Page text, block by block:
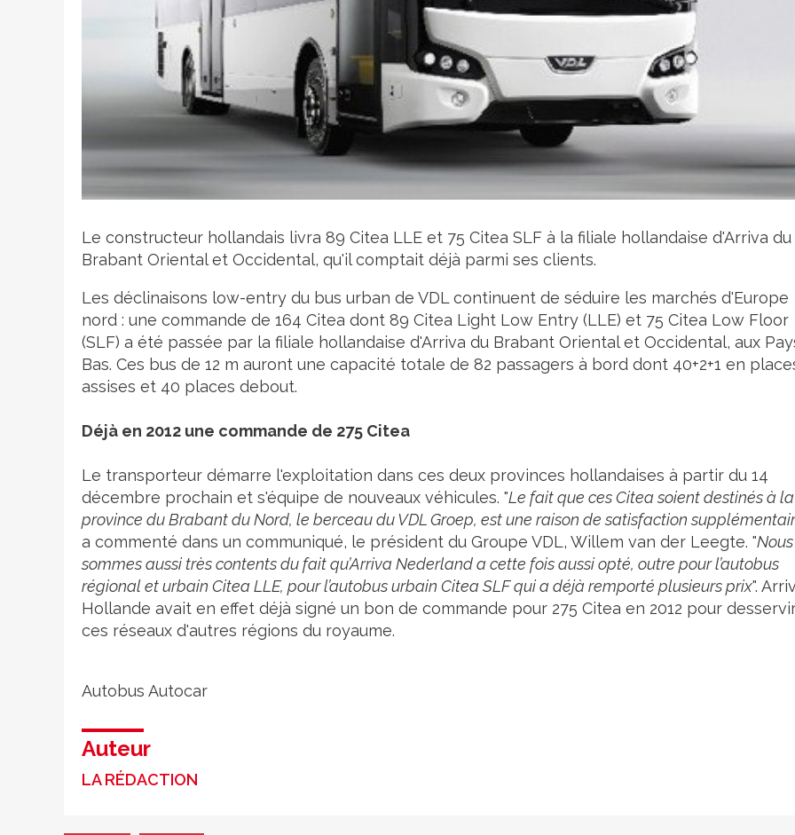
Crédit photo
Le constructeur hollandais livra 89 Citea LLE et 75 Citea SLF à la filiale hollandaise d'Arriva du
Brabant Oriental et Occidental, qu'il comptait déjà parmi ses clients.
Les déclinaisons low-entry du bus urban de VDL continuent de séduire les marchés d'Europe
nord : une commande de 164 Citea dont 89 Citea Light Low Entry (LLE) et 75 Citea Low Floor
(SLF) a été passée par la filiale hollandaise d'Arriva du Brabant Oriental et Occidental, aux
Bas. Ces bus de 12 m auront une capacité totale de 82 passagers à bord dont 40+2+1 en
assises et 40 places debout.
Déjà en 2012 une commande de 275 Citea
Le transporteur démarre l'exploitation dans ces deux provinces hollandaises à partir du 14
décembre prochain et s'équipe de nouveaux véhicules. "Le fait que ces Citea soient destinés à la
province du Brabant du Nord, le berceau du VDL Groep, est une raison de satisfaction
a commenté dans un communiqué, le président du Groupe VDL, Willem van der Leegte. "Nous
sommes aussi très contents du fait qu’Arriva Nederland a cette fois aussi opté, outre pour l’autobus
régional et urbain Citea LLE, pour l’autobus urbain Citea SLF qui a déjà remporté plusieurs prix".
Hollande avait en effet déjà signé un bon de commande pour 275 Citea en 2012 pour
ces réseaux d'autres régions du royaume.
Autobus Autocar
Auteur
LA RÉDACTION